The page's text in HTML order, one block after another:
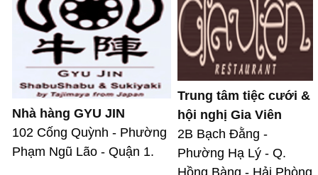
Nhà hàng GYU JIN
102 Cống Quỳnh - Phường
Phạm Ngũ Lão - Quận 1.
Trung tâm tiệc cưới &
hội nghị Gia Viên
2B Bạch Đằng -
Phường Hạ Lý - Q.